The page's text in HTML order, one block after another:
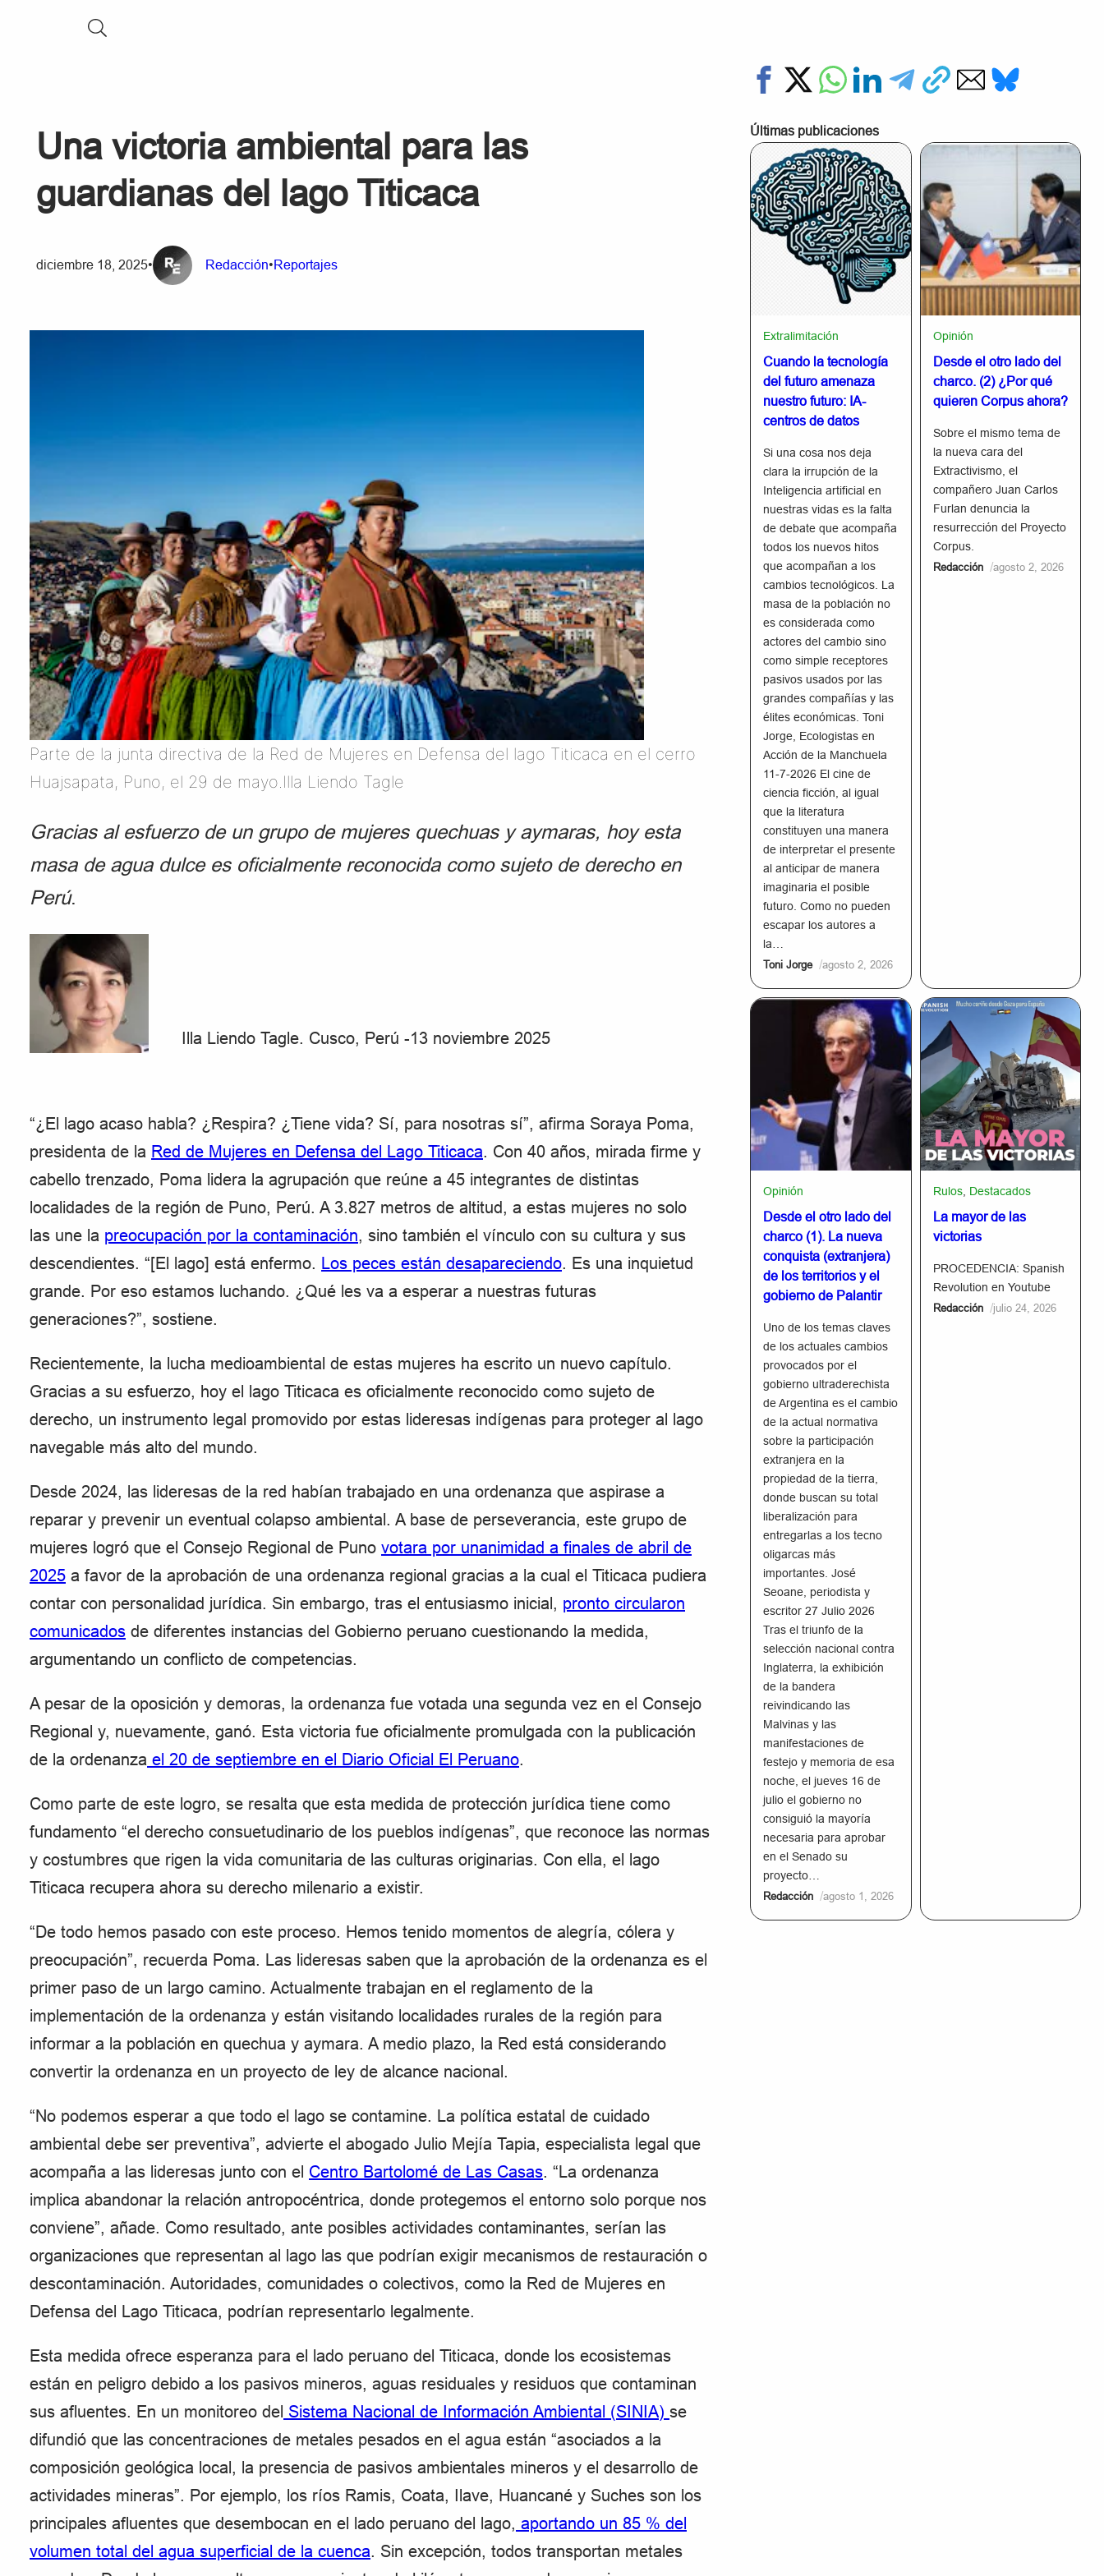
Una victoria ambiental para las
guardianas del lago Titicaca
diciembre 18, 2025• Redacción•Reportajes
Parte de la junta directiva de la Red de Mujeres en Defensa del lago Titicaca en el cerro
Huajsapata, Puno, el 29 de mayo.Illa Liendo Tagle
Gracias al esfuerzo de un grupo de mujeres quechuas y aymaras, hoy esta
masa de agua dulce es oficialmente reconocida como sujeto de derecho en
Perú.
Illa Liendo Tagle. Cusco, Perú -13 noviembre 2025
“¿El lago acaso habla? ¿Respira? ¿Tiene vida? Sí, para nosotras sí”, afirma Soraya Poma,
presidenta de la Red de Mujeres en Defensa del Lago Titicaca. Con 40 años, mirada firme y
cabello trenzado, Poma lidera la agrupación que reúne a 45 integrantes de distintas
localidades de la región de Puno, Perú. A 3.827 metros de altitud, a estas mujeres no solo
las une la preocupación por la contaminación, sino también el vínculo con su cultura y sus
descendientes. “[El lago] está enfermo. Los peces están desapareciendo. Es una inquietud
grande. Por eso estamos luchando. ¿Qué les va a esperar a nuestras futuras
generaciones?”, sostiene.
Recientemente, la lucha medioambiental de estas mujeres ha escrito un nuevo capítulo.
Gracias a su esfuerzo, hoy el lago Titicaca es oficialmente reconocido como sujeto de
derecho, un instrumento legal promovido por estas lideresas indígenas para proteger al lago
navegable más alto del mundo.
Desde 2024, las lideresas de la red habían trabajado en una ordenanza que aspirase a
reparar y prevenir un eventual colapso ambiental. A base de perseverancia, este grupo de
mujeres logró que el Consejo Regional de Puno votara por unanimidad a finales de abril de
2025 a favor de la aprobación de una ordenanza regional gracias a la cual el Titicaca pudiera
contar con personalidad jurídica. Sin embargo, tras el entusiasmo inicial, pronto circularon
comunicados de diferentes instancias del Gobierno peruano cuestionando la medida,
argumentando un conflicto de competencias.
A pesar de la oposición y demoras, la ordenanza fue votada una segunda vez en el Consejo
Regional y, nuevamente, ganó. Esta victoria fue oficialmente promulgada con la publicación
de la ordenanza el 20 de septiembre en el Diario Oficial El Peruano.
Como parte de este logro, se resalta que esta medida de protección jurídica tiene como
fundamento “el derecho consuetudinario de los pueblos indígenas”, que reconoce las normas
y costumbres que rigen la vida comunitaria de las culturas originarias. Con ella, el lago
Titicaca recupera ahora su derecho milenario a existir.
“De todo hemos pasado con este proceso. Hemos tenido momentos de alegría, cólera y
preocupación”, recuerda Poma. Las lideresas saben que la aprobación de la ordenanza es el
primer paso de un largo camino. Actualmente trabajan en el reglamento de la
implementación de la ordenanza y están visitando localidades rurales de la región para
informar a la población en quechua y aymara. A medio plazo, la Red está considerando
convertir la ordenanza en un proyecto de ley de alcance nacional.
“No podemos esperar a que todo el lago se contamine. La política estatal de cuidado
ambiental debe ser preventiva”, advierte el abogado Julio Mejía Tapia, especialista legal que
acompaña a las lideresas junto con el Centro Bartolomé de Las Casas. “La ordenanza
implica abandonar la relación antropocéntrica, donde protegemos el entorno solo porque nos
conviene”, añade. Como resultado, ante posibles actividades contaminantes, serían las
organizaciones que representan al lago las que podrían exigir mecanismos de restauración o
descontaminación. Autoridades, comunidades o colectivos, como la Red de Mujeres en
Defensa del Lago Titicaca, podrían representarlo legalmente.
Esta medida ofrece esperanza para el lado peruano del Titicaca, donde los ecosistemas
están en peligro debido a los pasivos mineros, aguas residuales y residuos que contaminan
sus afluentes. En un monitoreo del Sistema Nacional de Información Ambiental (SINIA) se
difundió que las concentraciones de metales pesados en el agua están “asociados a la
composición geológica local, la presencia de pasivos ambientales mineros y el desarrollo de
actividades mineras”. Por ejemplo, los ríos Ramis, Coata, Ilave, Huancané y Suches son los
principales afluentes que desembocan en el lado peruano del lago, aportando un 85 % del
volumen total del agua superficial de la cuenca. Sin excepción, todos transportan metales
Últimas publicaciones
Extralimitación
Cuando la tecnología
del futuro amenaza
nuestro futuro: IA-
centros de datos
Si una cosa nos deja
clara la irrupción de la
Inteligencia artificial en
nuestras vidas es la falta
de debate que acompaña
todos los nuevos hitos
que acompañan a los
cambios tecnológicos. La
masa de la población no
es considerada como
actores del cambio sino
como simple receptores
pasivos usados por las
grandes compañías y las
élites económicas. Toni
Jorge, Ecologistas en
Acción de la Manchuela
11-7-2026 El cine de
ciencia ficción, al igual
que la literatura
constituyen una manera
de interpretar el presente
al anticipar de manera
imaginaria el posible
futuro. Como no pueden
escapar los autores a
la…
Toni Jorge /agosto 2, 2026
Opinión
Desde el otro lado del
charco. (2) ¿Por qué
quieren Corpus ahora?
Sobre el mismo tema de
la nueva cara del
Extractivismo, el
compañero Juan Carlos
Furlan denuncia la
resurrección del Proyecto
Corpus.
Redacción /agosto 2, 2026
Opinión
Desde el otro lado del
charco (1). La nueva
conquista (extranjera)
de los territorios y el
gobierno de Palantir
Uno de los temas claves
de los actuales cambios
provocados por el
gobierno ultraderechista
de Argentina es el cambio
de la actual normativa
sobre la participación
extranjera en la
propiedad de la tierra,
donde buscan su total
liberalización para
entregarlas a los tecno
oligarcas más
importantes. José
Seoane, periodista y
escritor 27 Julio 2026
Tras el triunfo de la
selección nacional contra
Inglaterra, la exhibición
de la bandera
reivindicando las
Malvinas y las
manifestaciones de
festejo y memoria de esa
noche, el jueves 16 de
julio el gobierno no
consiguió la mayoría
necesaria para aprobar
en el Senado su
proyecto…
Redacción /agosto 1, 2026
Rulos, Destacados
La mayor de las
victorias
PROCEDENCIA: Spanish
Revolution en Youtube
Redacción /julio 24, 2026